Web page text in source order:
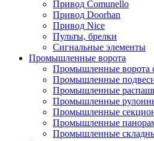
Привод Comunello
Привод Doorhan
Привод Nice
Пульты, брелки
Сигнальные элементы
Промышленные ворота
Промышленные ворота
Промышленные
Промышленные
Промышленные
Промышленные
Промышленные
Промышленные